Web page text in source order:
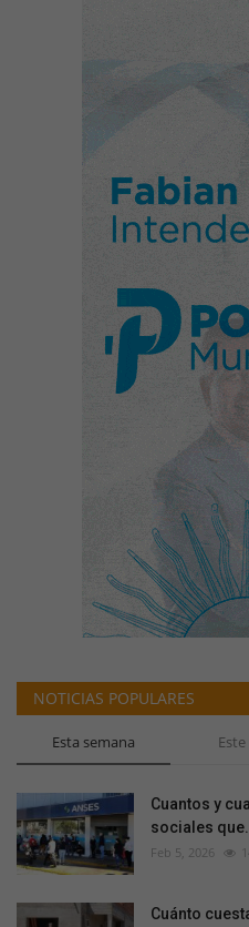
NOTICIAS POPULARES
Esta semana
Cuantos y
sociales
Feb 5, 2026
Cuánto